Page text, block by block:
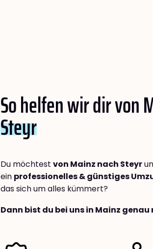
So helfen wir dir von
Steyr
Du möchtest von Mainz nach Steyr
ein professionelles & günstiges
das sich um alles kümmert?
Dann bist du bei uns in Mainz